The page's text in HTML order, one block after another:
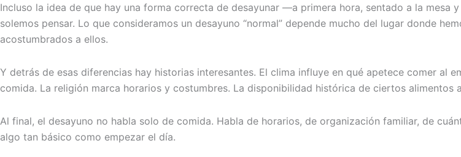
Incluso la idea de que hay una forma correcta de desayunar —a primera hora, sentado a la
solemos pensar. Lo que consideramos un desayuno “normal” depende mucho del lugar donde
acostumbrados a ellos.
Y detrás de esas diferencias hay historias interesantes. El clima influye en qué apetece comer al
comida. La religión marca horarios y costumbres. La disponibilidad histórica de ciertos
Al final, el desayuno no habla solo de comida. Habla de horarios, de organización familiar, de
algo tan básico como empezar el día.